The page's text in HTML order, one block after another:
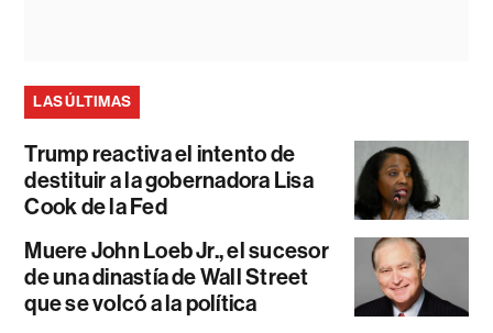
LAS ÚLTIMAS
Trump reactiva el intento de
destituir a la gobernadora Lisa
Cook de la Fed
Muere John Loeb Jr., el sucesor
de una dinastía de Wall Street
que se volcó a la política